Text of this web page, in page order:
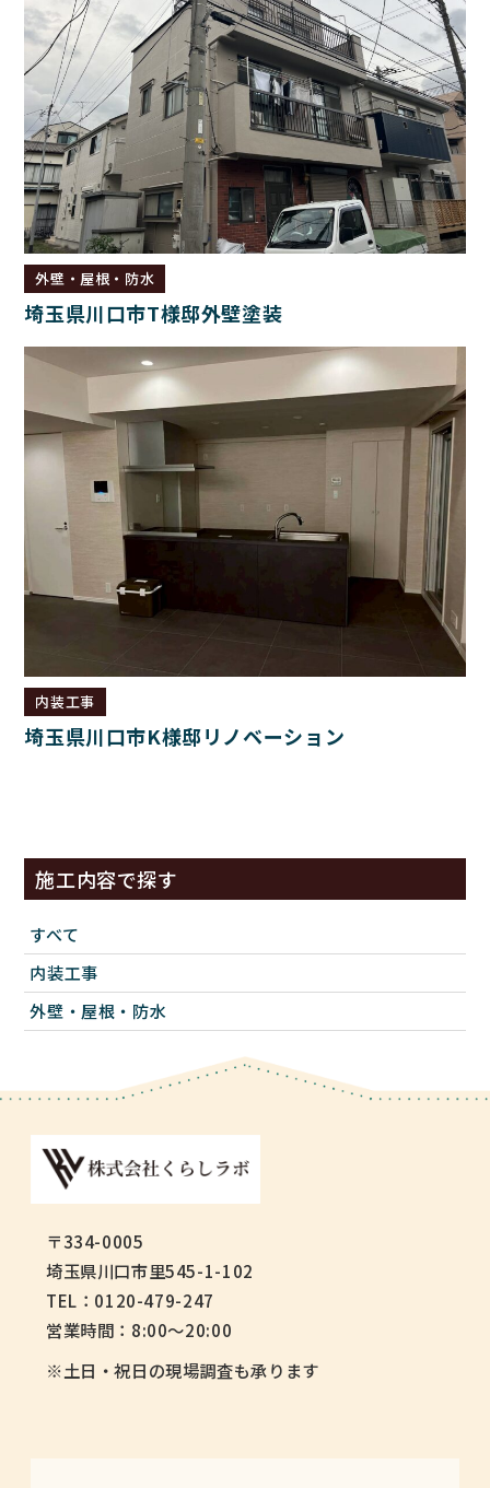
外壁・屋根・防水
埼玉県川口市T様邸外壁塗装
内装工事
埼玉県川口市K様邸リノベーション
施工内容で探す
すべて
内装工事
外壁・屋根・防水
〒334-0005
埼玉県川口市里545-1-102
TEL：0120-479-247
営業時間：8:00～20:00
※土日・祝日の現場調査も承ります